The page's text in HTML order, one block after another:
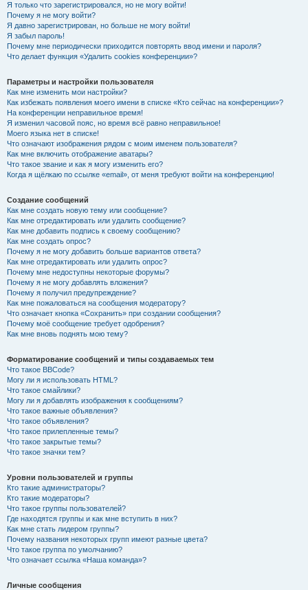
Я только что зарегистрировался, но не могу войти!
Почему я не могу войти?
Я давно зарегистрирован, но больше не могу войти!
Я забыл пароль!
Почему мне периодически приходится повторять ввод имени и пароля?
Что делает функция «Удалить cookies конференции»?
Параметры и настройки пользователя
Как мне изменить мои настройки?
Как избежать появления моего имени в списке «Кто сейчас на конференции»?
На конференции неправильное время!
Я изменил часовой пояс, но время всё равно неправильное!
Моего языка нет в списке!
Что означают изображения рядом с моим именем пользователя?
Как мне включить отображение аватары?
Что такое звание и как я могу изменить его?
Когда я щёлкаю по ссылке «email», от меня требуют войти на конференцию!
Создание сообщений
Как мне создать новую тему или сообщение?
Как мне отредактировать или удалить сообщение?
Как мне добавить подпись к своему сообщению?
Как мне создать опрос?
Почему я не могу добавить больше вариантов ответа?
Как мне отредактировать или удалить опрос?
Почему мне недоступны некоторые форумы?
Почему я не могу добавлять вложения?
Почему я получил предупреждение?
Как мне пожаловаться на сообщения модератору?
Что означает кнопка «Сохранить» при создании сообщения?
Почему моё сообщение требует одобрения?
Как мне вновь поднять мою тему?
Форматирование сообщений и типы создаваемых тем
Что такое BBCode?
Могу ли я использовать HTML?
Что такое смайлики?
Могу ли я добавлять изображения к сообщениям?
Что такое важные объявления?
Что такое объявления?
Что такое прилепленные темы?
Что такое закрытые темы?
Что такое значки тем?
Уровни пользователей и группы
Кто такие администраторы?
Кто такие модераторы?
Что такое группы пользователей?
Где находятся группы и как мне вступить в них?
Как мне стать лидером группы?
Почему названия некоторых групп имеют разные цвета?
Что такое группа по умолчанию?
Что означает ссылка «Наша команда»?
Личные сообщения